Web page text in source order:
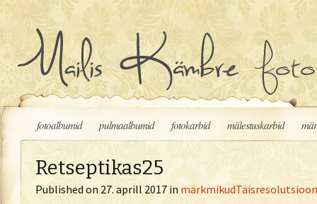
Liigu sisu juurde
fotoalbumid pulmaalbumid fotokarbid mälestuskarbid
Retseptikas25
Published on 27. aprill 2017 in märkmikud